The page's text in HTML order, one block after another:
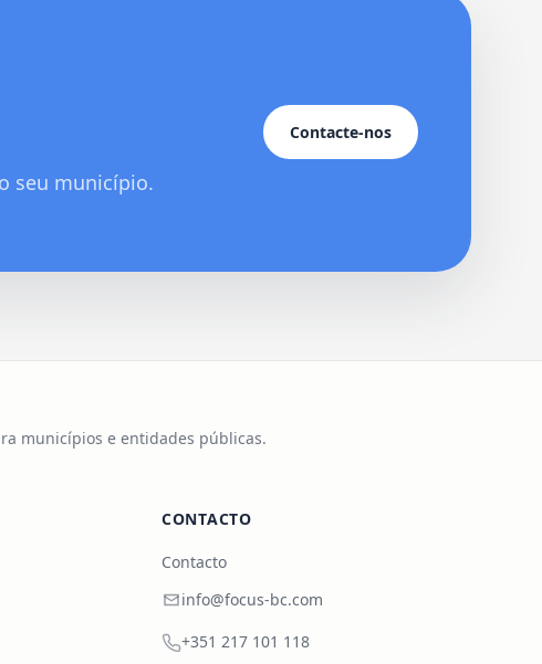
seu município.
Contacte-nos
municípios e entidades públicas.
CONTACTO
Contacto
info@focus-bc.com
+351 217 101 118